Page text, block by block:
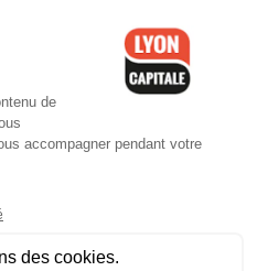
légales-CGV-Politique de